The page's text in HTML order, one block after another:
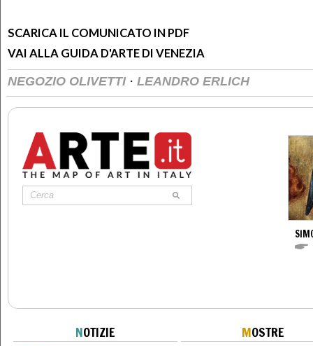
SCARICA IL COMUNICATO IN PDF
VAI ALLA GUIDA D'ARTE DI VENEZIA
NEGOZIO OLIVETTI · LEANDRO ERLICH
NOTIZIE MOSTRE